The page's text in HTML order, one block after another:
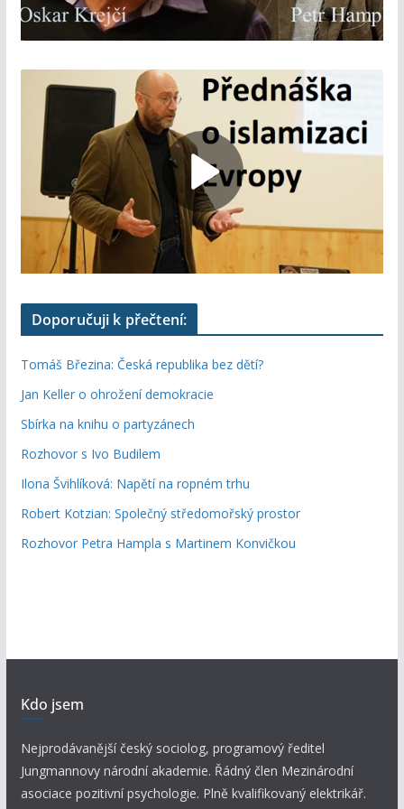
Doporučuji k přečtení:
Tomáš Březina: Česká republika bez dětí?
Jan Keller o ohrožení demokracie
Sbírka na knihu o partyzánech
Rozhovor s Ivo Budilem
Ilona Švihlíková: Napětí na ropném trhu
Robert Kotzian: Společný středomořský prostor
Rozhovor Petra Hampla s Martinem Konvičkou
Kdo jsem
Nejprodávanější český sociolog, programový ředitel
Jungmannovy národní akademie. Řádný člen Mezinárodní
asociace pozitivní psychologie. Plně kvalifikovaný elektrikář.